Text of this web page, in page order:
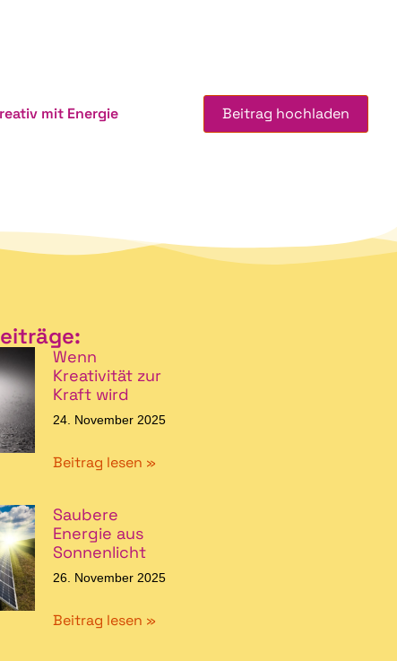
mit Energie Beitrag hochladen
Wenn
Kreativität zur
Kraft wird
24. November 2025
Beitrag lesen »
Saubere
Energie aus
Sonnenlicht
26. November 2025
Beitrag lesen »